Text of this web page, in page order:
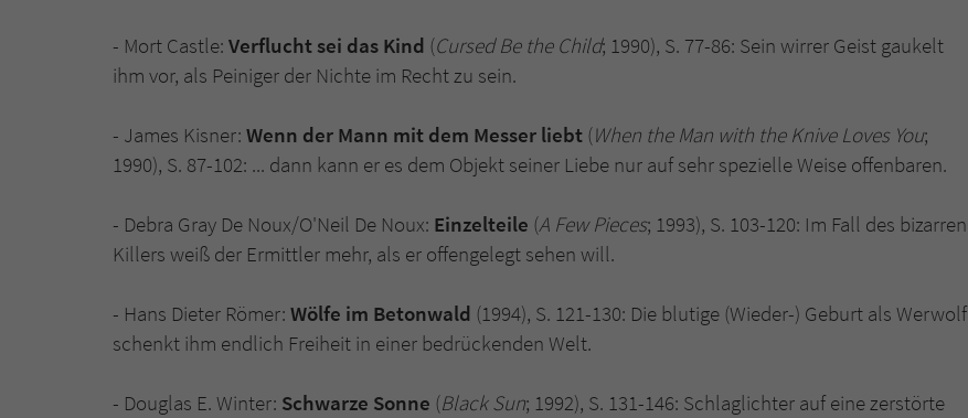
- Mort Castle: Verflucht sei das Kind (Cursed Be the Child; 1990), S. 77-86: Sein wirrer Geist gaukelt
ihm vor, als Peiniger der Nichte im Recht zu sein.
- James Kisner: Wenn der Mann mit dem Messer liebt (When the Man with the Knive Loves You;
1990), S. 87-102: ... dann kann er es dem Objekt seiner Liebe nur auf sehr spezielle Weise offenbaren.
- Debra Gray De Noux/O'Neil De Noux: Einzelteile (A Few Pieces; 1993), S. 103-120: Im Fall des bizarren
Killers weiß der Ermittler mehr, als er offengelegt sehen will.
- Hans Dieter Römer: Wölfe im Betonwald (1994), S. 121-130: Die blutige (Wieder-) Geburt als Werwolf
schenkt ihm endlich Freiheit in einer bedrückenden Welt.
- Douglas E. Winter: Schwarze Sonne (Black Sun; 1992), S. 131-146: Schlaglichter auf eine zerstörte